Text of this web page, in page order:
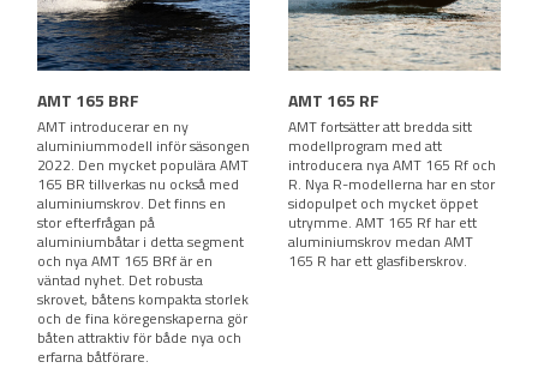
AMT 165 BRF
AMT introducerar en ny
aluminiummodell inför säsongen
2022. Den mycket populära AMT
165 BR tillverkas nu också med
aluminiumskrov. Det finns en
stor efterfrågan på
aluminiumbåtar i detta segment
och nya AMT 165 BRf är en
väntad nyhet. Det robusta
skrovet, båtens kompakta storlek
och de fina köregenskaperna gör
båten attraktiv för både nya och
erfarna båtförare.
AMT 165 RF
AMT fortsätter att bredda sitt
modellprogram med att
introducera nya AMT 165 Rf och
R. Nya R-modellerna har en stor
sidopulpet och mycket öppet
utrymme. AMT 165 Rf har ett
aluminiumskrov medan AMT
165 R har ett glasfiberskrov.